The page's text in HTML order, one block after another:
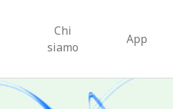
Chi
siamo
App